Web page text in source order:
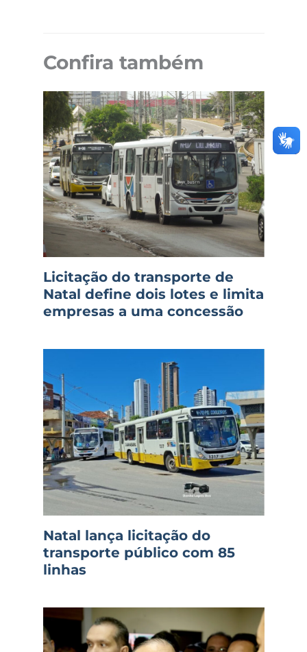
Confira também
Licitação do transporte de
Natal define dois lotes e limita
empresas a uma concessão
Natal lança licitação do
transporte público com 85
linhas